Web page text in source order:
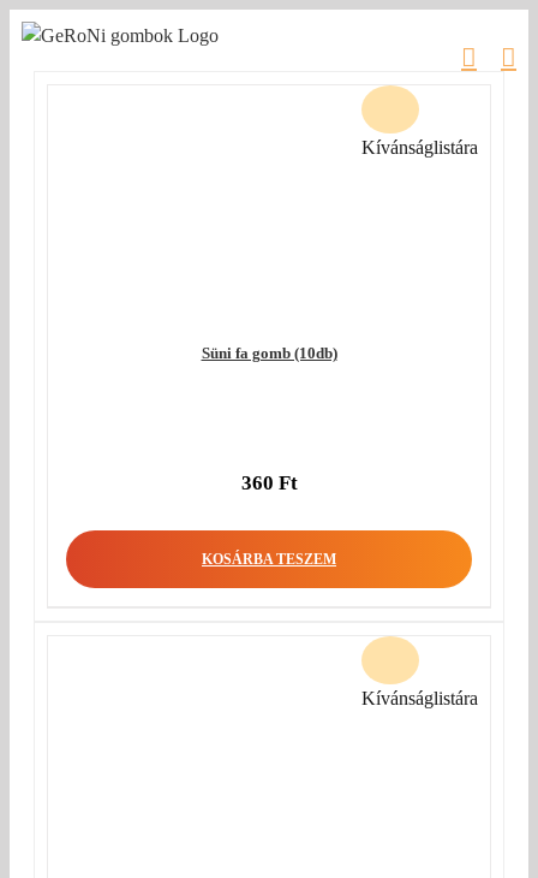
Kihagyás
Süni fa gomb (10db)
360 Ft
KOSÁRBA TESZEM
Kívánságlistára
Kívánságlistára